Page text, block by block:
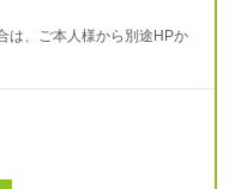
は、ご本人様から別途HPか